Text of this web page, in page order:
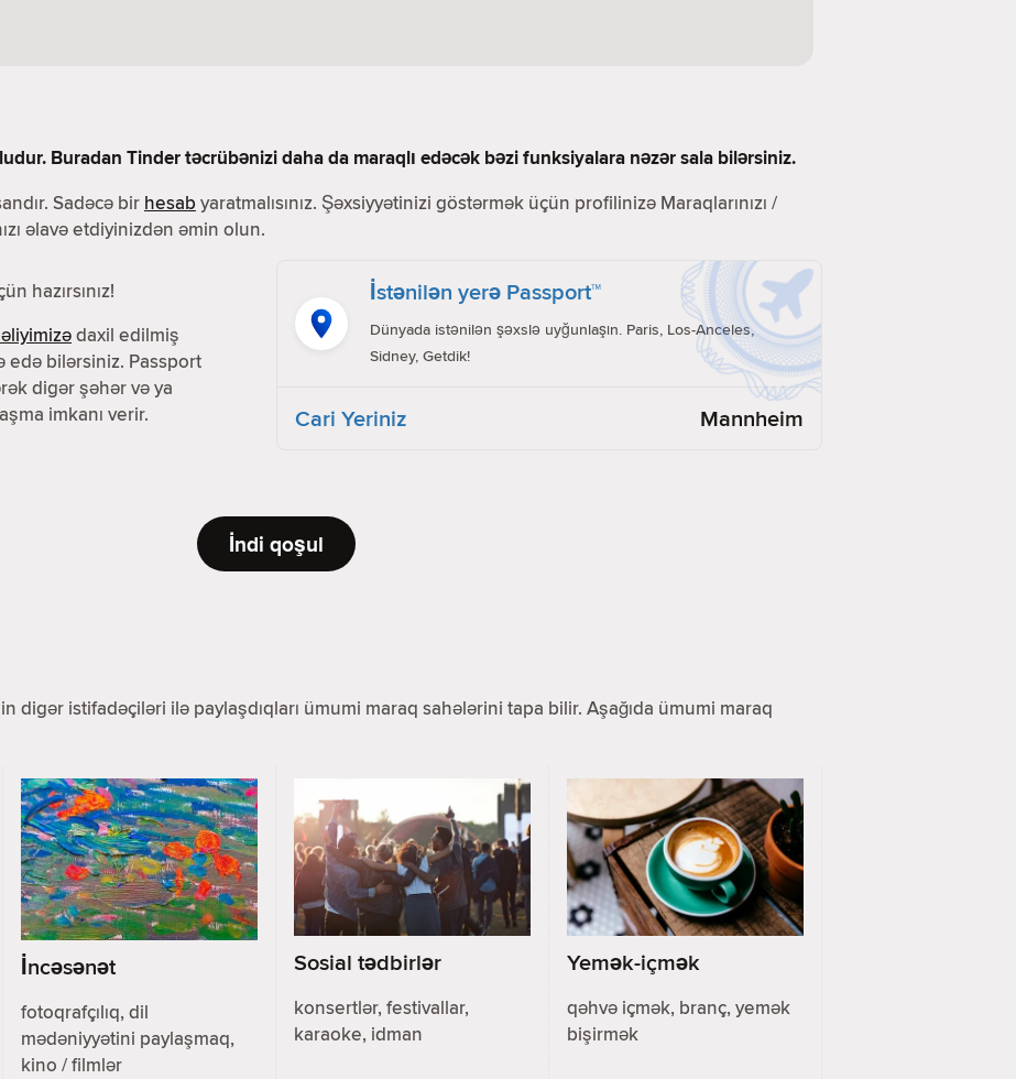
Buradan Tinder təcrübənizi daha da maraqlı edəcək bəzi funksiyalara nəzər sala bilərsiniz.
Sadəcə bir hesab yaratmalısınız. Şəxsiyyətinizi göstərmək üçün profilinizə Maraqlarınızı /
əlavə etdiyinizdən əmin olun.
hazırsınız!
daxil edilmiş
edə bilərsiniz. Passport
digər şəhər və ya
imkanı verir.
İstənilən yerə Passport™
Dünyada istənilən şəxslə uyğunlaşın. Paris, Los-Anceles,
Sidney, Getdik!
Cari Yeriniz Mannheim
İndi qoşul
digər istifadəçiləri ilə paylaşdıqları ümumi maraq sahələrini tapa bilir. Aşağıda ümumi maraq
İncəsənət
fotoqrafçılıq, dil
mədəniyyətini paylaşmaq,
kino / filmlər
Sosial tədbirlər
konsertlər, festivallar,
karaoke, idman
Yemək-içmək
qəhvə içmək, branç, yemək
bişirmək